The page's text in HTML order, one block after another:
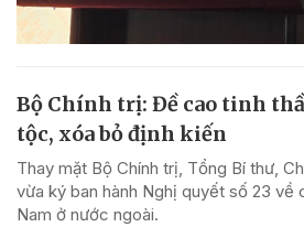
Bộ Chính trị: Đề cao tinh
tộc, xóa bỏ định kiến
Thay mặt Bộ Chính trị, Tổng Bí thư,
vừa ký ban hành Nghị quyết số 23 về
Nam ở nước ngoài.